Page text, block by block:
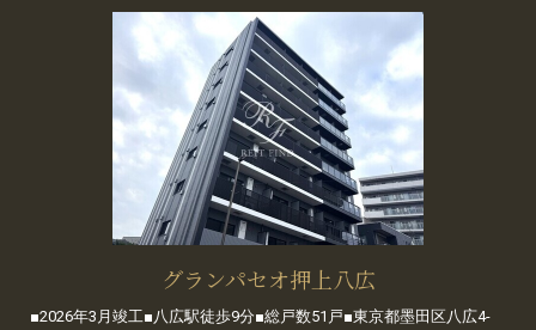
グランパセオ押上八広
■2026年3月竣工■八広駅徒歩9分■総戸数51戸■東京都墨田区八広4-